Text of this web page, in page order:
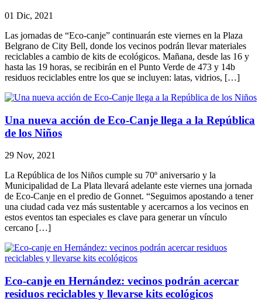
01 Dic, 2021
Las jornadas de “Eco-canje” continuarán este viernes en la Plaza
Belgrano de City Bell, donde los vecinos podrán llevar materiales
reciclables a cambio de kits de ecológicos. Mañana, desde las 16 y
hasta las 19 horas, se recibirán en el Punto Verde de 473 y 14b
residuos reciclables entre los que se incluyen: latas, vidrios, […]
Una nueva acción de Eco-Canje llega a la República
de los Niños
29 Nov, 2021
La República de los Niños cumple su 70º aniversario y la
Municipalidad de La Plata llevará adelante este viernes una jornada
de Eco-Canje en el predio de Gonnet. “Seguimos apostando a tener
una ciudad cada vez más sustentable y acercarnos a los vecinos en
estos eventos tan especiales es clave para generar un vínculo
cercano […]
Eco-canje en Hernández: vecinos podrán acercar
residuos reciclables y llevarse kits ecológicos